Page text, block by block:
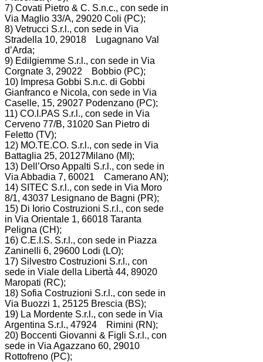
7) Covati Pietro & C. S.n.c., con sede in
Via Maglio 33/A, 29020 Coli (PC);
8) Vetrucci S.r.l., con sede in Via
Stradella 10, 29018 Lugagnano Val
d’Arda;
9) Edilgiemme S.r.l., con sede in Via
Corgnate 3, 29022 Bobbio (PC);
10) Impresa Gobbi S.n.c. di Gobbi
Gianfranco e Nicola, con sede in Via
Caselle, 15, 29027 Podenzano (PC);
11) CO.I.PAS S.r.l., con sede in Via
Cerveno 77/B, 31020 San Pietro di
Feletto (TV);
12) MO.TE.CO. S.r.l., con sede in Via
Battaglia 25, 20127Milano (MI);
13) Dell’Orso Appalti S.r.l., con sede in
Via Abbadia 7, 60021 Camerano AN);
14) SITEC S.r.l., con sede in Via Moro
8/1, 43037 Lesignano de Bagni (PR);
15) Di Iorio Costruzioni S.r.l., con sede
in Via Orientale 1, 66018 Taranta
Peligna (CH);
16) C.E.I.S. S.r.l., con sede in Piazza
Zaninelli 6, 29600 Lodi (LO);
17) Silvestro Costruzioni S.r.l., con
sede in Viale della Libertà 44, 89020
Maropati (RC);
18) Sofia Costruzioni S.r.l., con sede in
Via Buozzi 1, 25125 Brescia (BS);
19) La Mordente S.r.l., con sede in Via
Argentina S.r.l., 47924 Rimini (RN);
20) Boccenti Giovanni & Figli S.r.l., con
sede in Via Agazzano 60, 29010
Rottofreno (PC);